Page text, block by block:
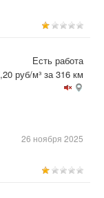
26 ноября 2025
Есть работа
руб/м³ за 316 км